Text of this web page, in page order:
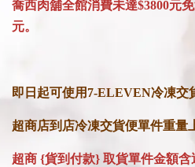
喬西肉舖全館消費未達$3800元
元。
即日起可使用7-ELEVEN冷凍交
超商店到店冷凍交貨便單件重量
超商 {貨到付款} 取貨單件金額含